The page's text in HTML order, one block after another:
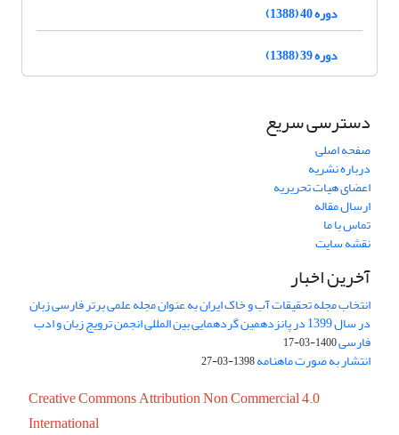
دوره 40 (1388)
دوره 39 (1388)
دسترسی سریع
صفحه اصلی
درباره نشریه
اعضای هیات تحریریه
ارسال مقاله
تماس با ما
نقشه سایت
آخرین اخبار
انتخاب مجله تحقیقات آب و خاک ایران به عنوان مجله علمی برتر فارسی زبان
در سال 1399 در پانزدهمین گردهمایی بین المللی انجمن ترویج زبان و ادب
فارسی1400-03-17
انتشار به صورت ماهنامه1398-03-27
Creative Commons Attribution Non Commercial 4.0
International